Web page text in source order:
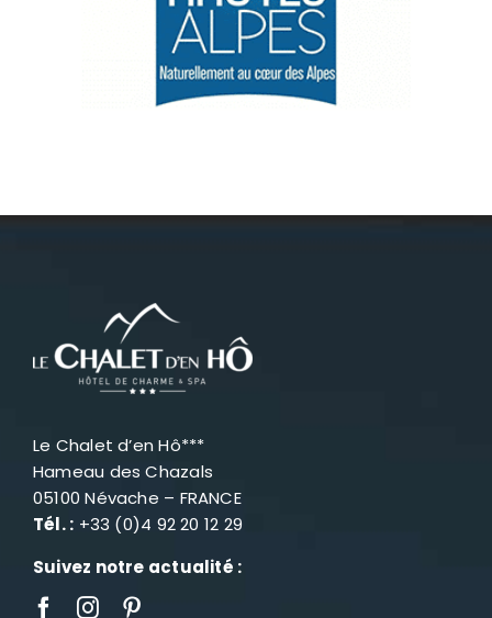
Le Chalet d’en Hô***
Hameau des Chazals
05100 Névache – FRANCE
Tél. : +33 (0)4 92 20 12 29
Suivez notre actualité :